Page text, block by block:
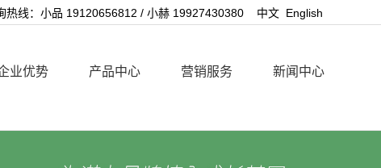
热线：小品 19120656812 / 小赫 19927430380 中文 English
业优势 产品中心 营销服务 新闻中心